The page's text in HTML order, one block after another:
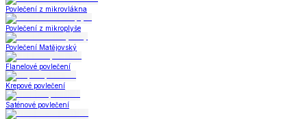
Povlečení z mikrovlákna
Povlečení z mikroplyše
Povlečení Matějovský
Flanelové povlečení
Krepové povlečení
Saténové povlečení